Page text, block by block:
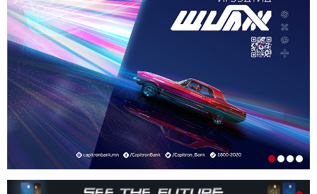
ТЭТГЭВРИЙН ЗЭЭЛИЙН ХҮҮГ БУУРУУЛАХ,
УРТАСГАХ ЧИГЛЭЛЭЭР АЖИЛЛАНА
1-р сар. 19, 2026, 10:52 a.m.
ИРГЭДИЙН НЭРИЙН ДАНСНЫ
ХУРИМТЛАЛЫГ НЭГ САЯД ХҮРГЭНЭ
1-р сар. 19, 2026, 10:48 a.m.
ЭНЭ ЖИЛ БҮХ НИЙТЭЭРЭЭ 15 ХОНОГ АМРАХ
НЬ